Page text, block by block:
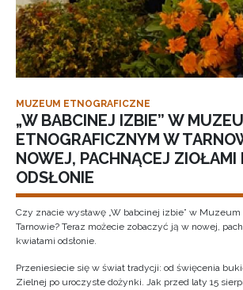
MUZEUM ETNOGRAFICZNE
„W BABCINEJ IZBIE” W
ETNOGRAFICZNYM W
NOWEJ, PACHNĄCEJ ZIOŁAMI
ODSŁONIE
Czy znacie wystawę „W babcinej izbie” w
Tarnowie? Teraz możecie zobaczyć ją w nowej,
kwiatami odsłonie.
Przeniesiecie się w świat tradycji: od święcenia
Zielnej po uroczyste dożynki. Jak przed laty 15